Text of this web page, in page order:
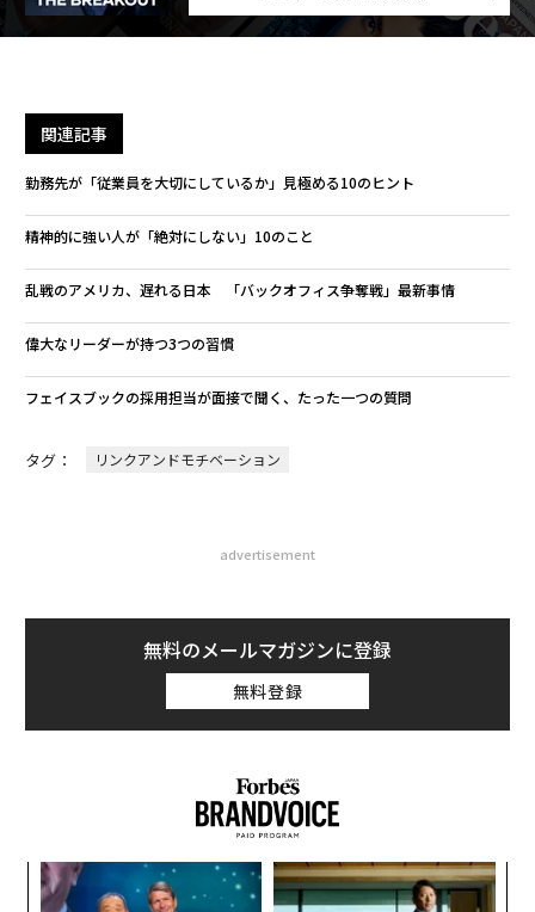
関連記事
勤務先が「従業員を大切にしているか」見極める10のヒント
精神的に強い人が「絶対にしない」10のこと
乱戦のアメリカ、遅れる日本 「バックオフィス争奪戦」最新事情
偉大なリーダーが持つ3つの習慣
フェイスブックの採用担当が面接で聞く、たった一つの質問
タグ： リンクアンドモチベーション
advertisement
無料のメールマガジンに登録
無料登録